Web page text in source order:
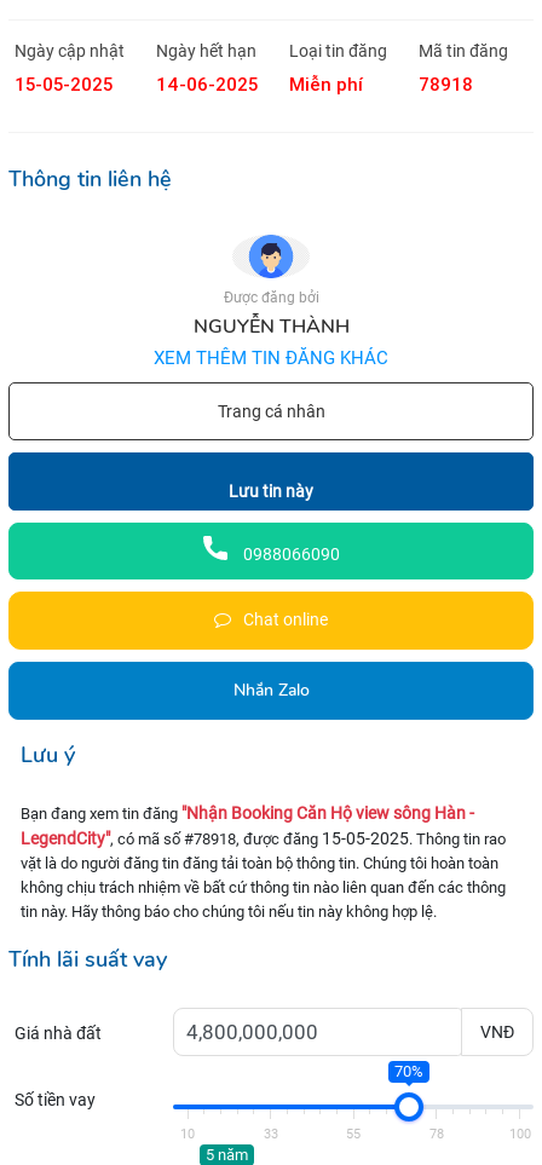
Ngày cập nhật
15-05-2025
Ngày hết hạn
14-06-2025
Loại tin đăng
Miễn phí
Mã tin đăng
78918
Thông tin liên hệ
Được đăng bởi
NGUYỄN THÀNH
XEM THÊM TIN ĐĂNG KHÁC
Trang cá nhân
Lưu tin này
0988066090
Chat online
Nhắn Zalo
Lưu ý
Bạn đang xem tin đăng "Nhận Booking Căn Hộ view sông Hàn -
LegendCity", có mã số #78918, được đăng 15-05-2025. Thông tin rao
vặt là do người đăng tin đăng tải toàn bộ thông tin. Chúng tôi hoàn toàn
không chịu trách nhiệm về bất cứ thông tin nào liên quan đến các thông
tin này. Hãy thông báo cho chúng tôi nếu tin này không hợp lệ.
Tính lãi suất vay
Giá nhà đất VNĐ
Số tiền vay
70%
10 33 55 78 100
5 năm